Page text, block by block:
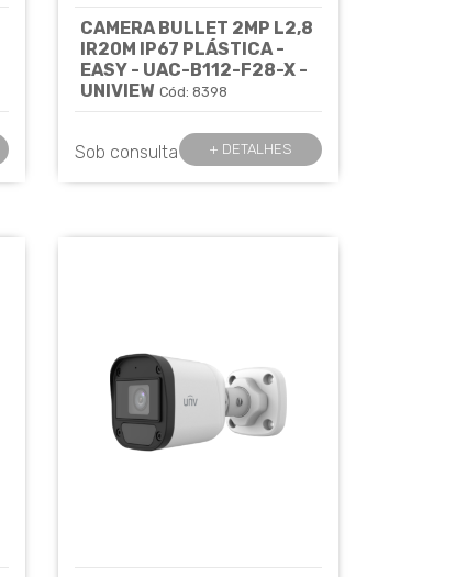
CAMERA BULLET 2MP L2,8
IR20M IP67 PLÁSTICA -
EASY - UAC-B112-F28-X -
UNIVIEW Cód: 8398
Sob consulta + DETALHES